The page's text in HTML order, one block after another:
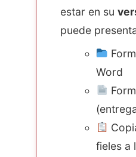
estar en su
puede
Word
fieles a